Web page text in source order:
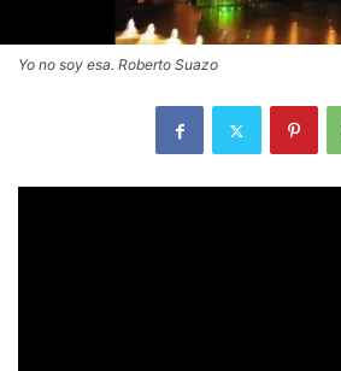
Yo no soy esa. Roberto Suazo